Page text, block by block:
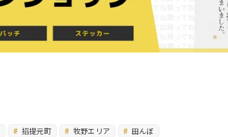
招提元町 牧野エリア 田んぼ